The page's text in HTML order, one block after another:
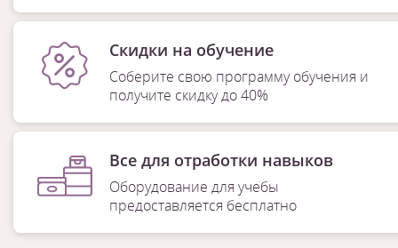
Скидки на обучение
Соберите свою программу обучения и
получите скидку до 40%
Все для отработки навыков
Оборудование для учебы
предоставляется бесплатно